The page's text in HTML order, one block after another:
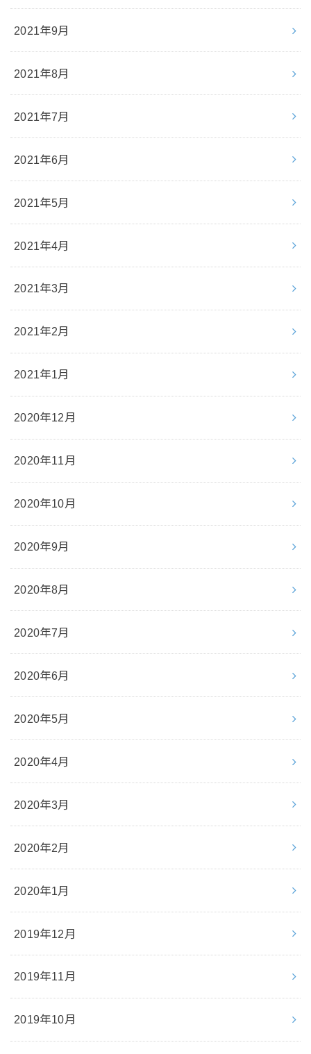
2021年9月
2021年8月
2021年7月
2021年6月
2021年5月
2021年4月
2021年3月
2021年2月
2021年1月
2020年12月
2020年11月
2020年10月
2020年9月
2020年8月
2020年7月
2020年6月
2020年5月
2020年4月
2020年3月
2020年2月
2020年1月
2019年12月
2019年11月
2019年10月